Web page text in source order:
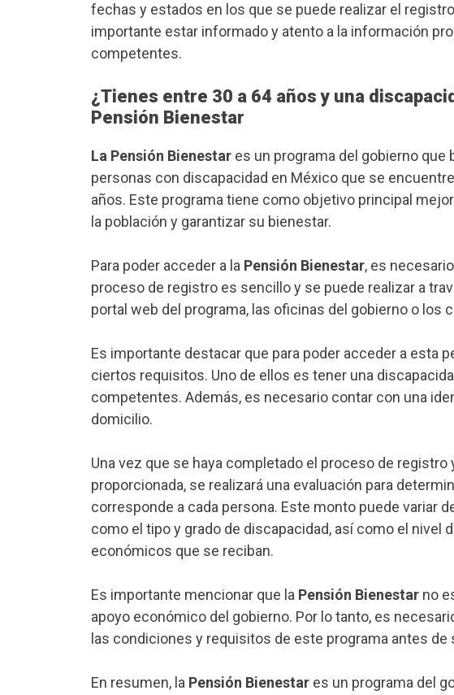
fechas y estados en los que se puede realizar el
importante estar informado y atento a la información
competentes.
¿Tienes entre 30 a 64 años y una
Pensión Bienestar
La Pensión Bienestar es un programa del gobierno que
personas con discapacidad en México que se
años. Este programa tiene como objetivo principal
la población y garantizar su bienestar.
Para poder acceder a la Pensión Bienestar, es
proceso de registro es sencillo y se puede realizar a
portal web del programa, las oficinas del gobierno o los
Es importante destacar que para poder acceder a esta
ciertos requisitos. Uno de ellos es tener una
competentes. Además, es necesario contar con una
domicilio.
Una vez que se haya completado el proceso de
proporcionada, se realizará una evaluación para
corresponde a cada persona. Este monto puede variar
como el tipo y grado de discapacidad, así como el nivel
económicos que se reciban.
Es importante mencionar que la Pensión Bienestar no
apoyo económico del gobierno. Por lo tanto, es
las condiciones y requisitos de este programa antes de
En resumen, la Pensión Bienestar es un programa del